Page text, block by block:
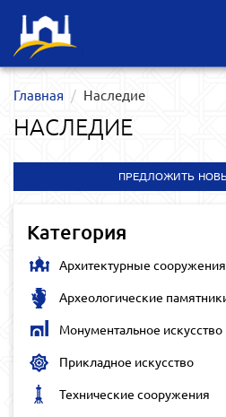
Главная Наследие
НАСЛЕДИЕ
ПРЕДЛОЖИТЬ
Категория
Архитектурные сооружения
Археологические
Монументальное искусство
Прикладное искусство
Технические сооружения